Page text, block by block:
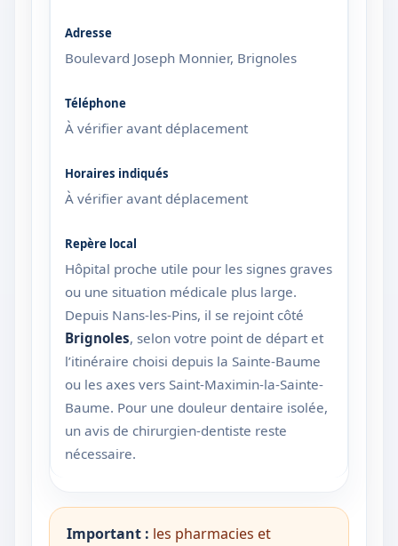
Boulevard Joseph Monnier, Brignoles
À vérifier avant déplacement
À vérifier avant déplacement
Hôpital proche utile pour les signes graves
ou une situation médicale plus large.
Depuis Nans-les-Pins, il se rejoint côté
Brignoles, selon votre point de départ et
l’itinéraire choisi depuis la Sainte-Baume
ou les axes vers Saint-Maximin-la-Sainte-
Baume. Pour une douleur dentaire isolée,
un avis de chirurgien-dentiste reste
nécessaire.
Important : les pharmacies et